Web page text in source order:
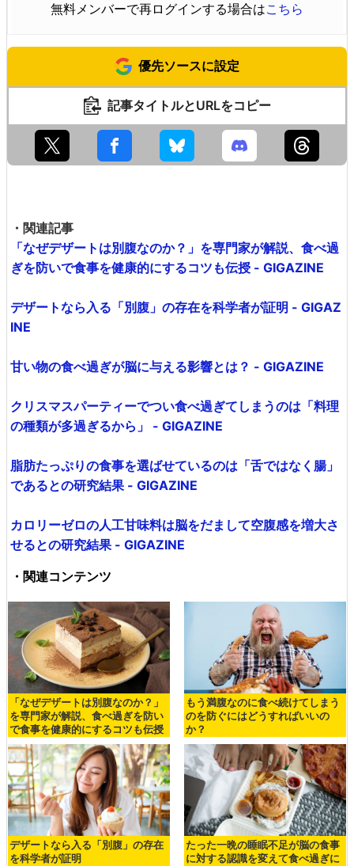
無料メンバーで再ログインする場合はこちら
優先ソースに設定
記事タイトルとURLをコピー
・関連記事
「なぜデザートは別腹なのか？」を専門家が解説、食べ過
ぎを防いで食事を健康的にするコツも伝授 - GIGAZINE
デザートなら入る「別腹」の存在を科学者が証明 - GIGAZ
INE
甘い物の食べ過ぎが脳に与える影響とは？ - GIGAZINE
クリスマスパーティーでつい食べ過ぎてしまうのは「料理
の種類が多過ぎるから」 - GIGAZINE
脂肪たっぷりの食事を選ばせているのは「舌ではなく腸」
であるとの研究結果 - GIGAZINE
カロリーゼロの人工甘味料は脳をだまして空腹感を増大さ
せるとの研究結果 - GIGAZINE
・関連コンテンツ
「なぜデザートは別腹なのか？」
を専門家が解説、食べ過ぎを防い
で食事を健康的にするコツも伝授
もう満腹なのに食べ続けてしまう
のを防ぐにはどうすればいいの
か？
デザートなら入る「別腹」の存在
を科学者が証明
たった一晩の睡眠不足が脳の食事
に対する認識を変えて食べ過ぎに